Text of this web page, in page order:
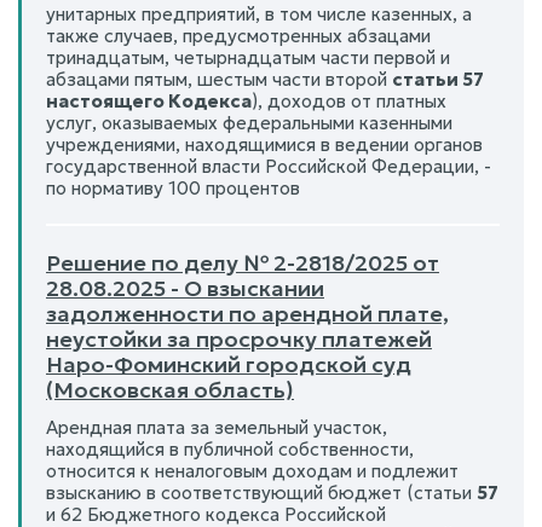
унитарных предприятий, в том числе казенных, а
также случаев, предусмотренных абзацами
тринадцатым, четырнадцатым части первой и
абзацами пятым, шестым части второй статьи 57
настоящего Кодекса), доходов от платных
услуг, оказываемых федеральными казенными
учреждениями, находящимися в ведении органов
государственной власти Российской Федерации, -
по нормативу 100 процентов
Решение по делу № 2-2818/2025 от
28.08.2025 - О взыскании
задолженности по арендной плате,
неустойки за просрочку платежей
Наро-Фоминский городской суд
(Московская область)
Арендная плата за земельный участок,
находящийся в публичной собственности,
относится к неналоговым доходам и подлежит
взысканию в соответствующий бюджет (статьи 57
и 62 Бюджетного кодекса Российской